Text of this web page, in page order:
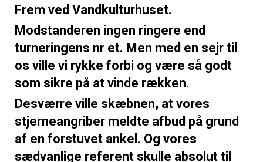
Frem ved Vandkulturhuset.
Modstanderen ingen ringere end
turneringens nr et. Men med en sejr til
os ville vi rykke forbi og være så godt
som sikre på at vinde rækken.
Desværre ville skæbnen, at vores
stjerneangriber meldte afbud på grund
af en forstuvet ankel. Og vores
sædvanlige referent skulle absolut til